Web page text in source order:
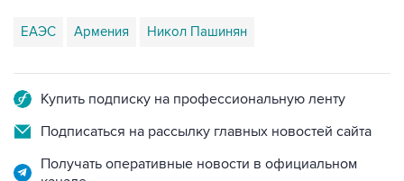
ЕАЭС Армения Никол Пашинян
Купить подписку на профессиональную ленту
Подписаться на рассылку главных новостей сайта
Получать оперативные новости в официальном